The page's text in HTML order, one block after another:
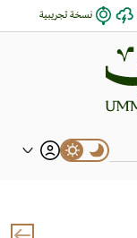
نسخة تجريبية